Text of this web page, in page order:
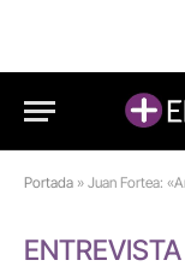
Portada » Juan Fortea: «Ara
ENTREVISTA